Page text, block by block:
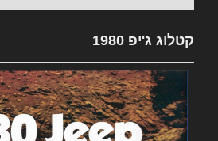
קטלוג ג'יפ 1980